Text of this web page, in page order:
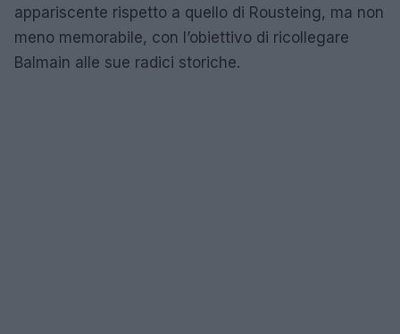
appariscente rispetto a quello di Rousteing, ma non
meno memorabile, con l’obiettivo di ricollegare
Balmain alle sue radici storiche.